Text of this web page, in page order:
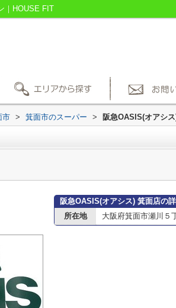
｜HOUSE FIT
市 > 箕面市のスーパー > 阪急OASIS(オアシ
阪急OASIS(オアシス) 箕面店の
所在地
大阪府箕面市瀬川５